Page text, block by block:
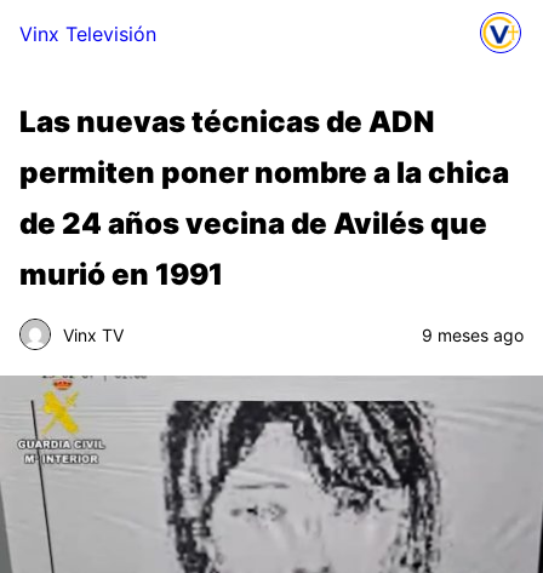
Vinx Televisión
Las nuevas técnicas de ADN
permiten poner nombre a la chica
de 24 años vecina de Avilés que
murió en 1991
Vinx TV 9 meses ago